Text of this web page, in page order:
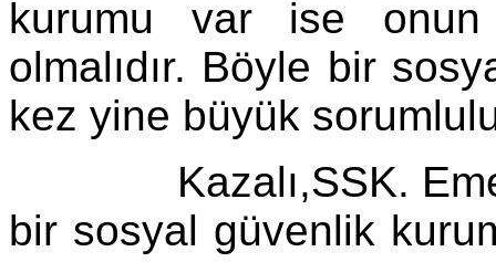
kurumu var ise
olmalıdır. Böyle bir
kez yine büyük
Kazalı,SSK. Emekli
bir sosyal güvenlik